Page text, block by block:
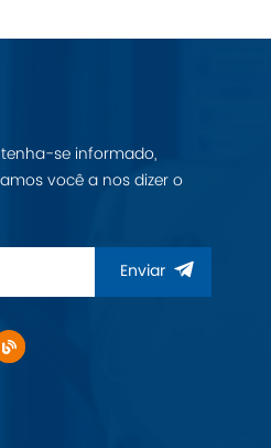
se informado,
você a nos dizer o
Enviar